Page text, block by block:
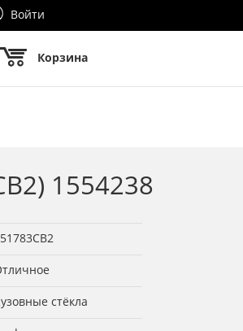
Войти
Корзина
1554238
стёкла